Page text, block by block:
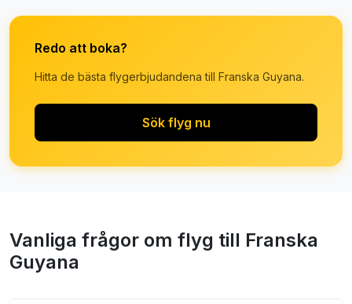
Redo att boka?
Hitta de bästa flygerbjudandena till Franska Guyana.
Sök flyg nu
Vanliga frågor om flyg till Franska
Guyana